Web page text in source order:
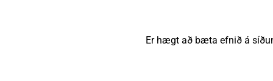
Er hægt að bæta efnið á